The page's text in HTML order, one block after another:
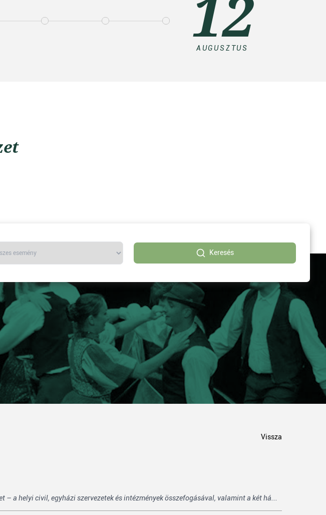
AUGUSZTUS
Keresés
Vissza
a helyi civil, egyházi szervezetek és intézmények összefogásával, valamint a két há...